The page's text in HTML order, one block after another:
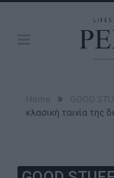
»
κλασική ταινία της